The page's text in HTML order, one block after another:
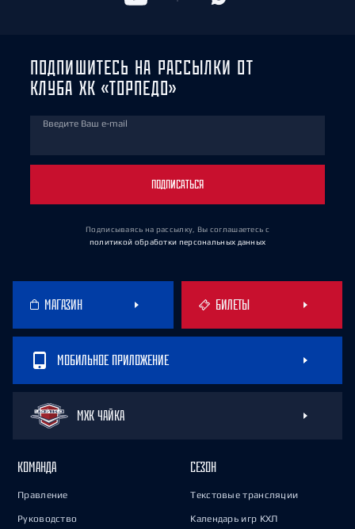
ПОДПИШИТЕСЬ НА РАССЫЛКИ ОТ
КЛУБА ХК «ТОРПЕДО»
Введите Ваш e-mail
ПОДПИСАТЬСЯ
Подписываясь на рассылку, Вы соглашаетесь с
политикой обработки персональных данных
МАГАЗИН БИЛЕТЫ
МОБИЛЬНОЕ ПРИЛОЖЕНИЕ
МХК ЧАЙКА
КОМАНДА
Правление
Руководство
СЕЗОН
Текстовые трансляции
Календарь игр КХЛ